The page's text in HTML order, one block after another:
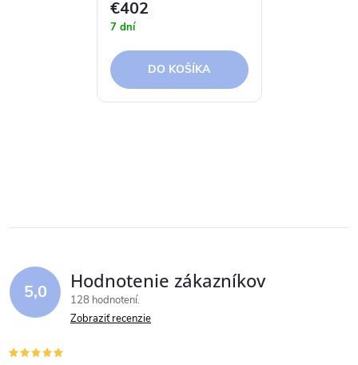
€402
7 dní
DO KOŠÍKA
5,0 Hodnotenie zákazníkov
128 hodnotení
Zobraziť recenzie